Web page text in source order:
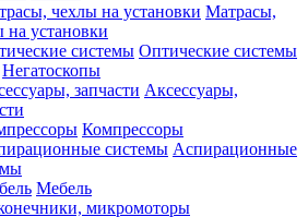
Матрасы,
на установки
Оптические системы
Негатоскопы
Аксессуары,
Компрессоры
Аспирационные
Мебель